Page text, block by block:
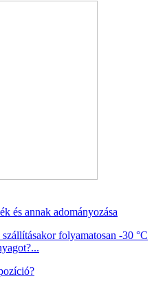
és annak adományozása
folyamatosan -30 °C